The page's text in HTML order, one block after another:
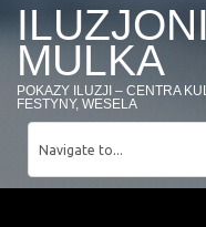
MULKA
POKAZY ILUZJI – CENTRA
FESTYNY, WESELA